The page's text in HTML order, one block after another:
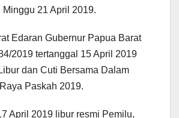
Minggu 21 April 2019.
Edaran Gubernur Papua Barat
2019 tertanggal 15 April 2019
dan Cuti Bersama Dalam
Paskah 2019.
April 2019 libur resmi Pemilu,